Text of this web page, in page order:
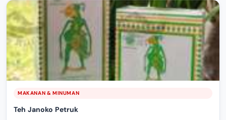
MAKANAN & MINUMAN
Teh Janoko Petruk